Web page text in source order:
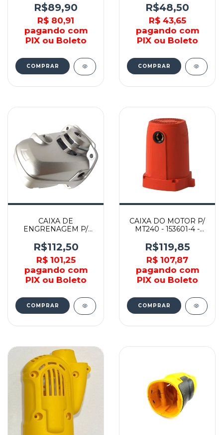
R$89,90
R$ 80,91
pagando com
PIX ou Boleto
MARTELETES -
141574-3 - MAKITA
R$48,50
R$ 43,65
pagando com
PIX ou Boleto
CAIXA DE
ENGRENAGEM P/
318817-0 - MAKITA
R$112,50
R$ 101,25
pagando com
PIX ou Boleto
CAIXA DO MOTOR P/
MT240 - 153601-4 -
R$119,85
R$ 107,87
pagando com
PIX ou Boleto